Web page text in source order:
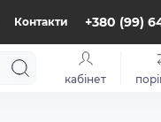
Контакти +380 (99)
кабінет